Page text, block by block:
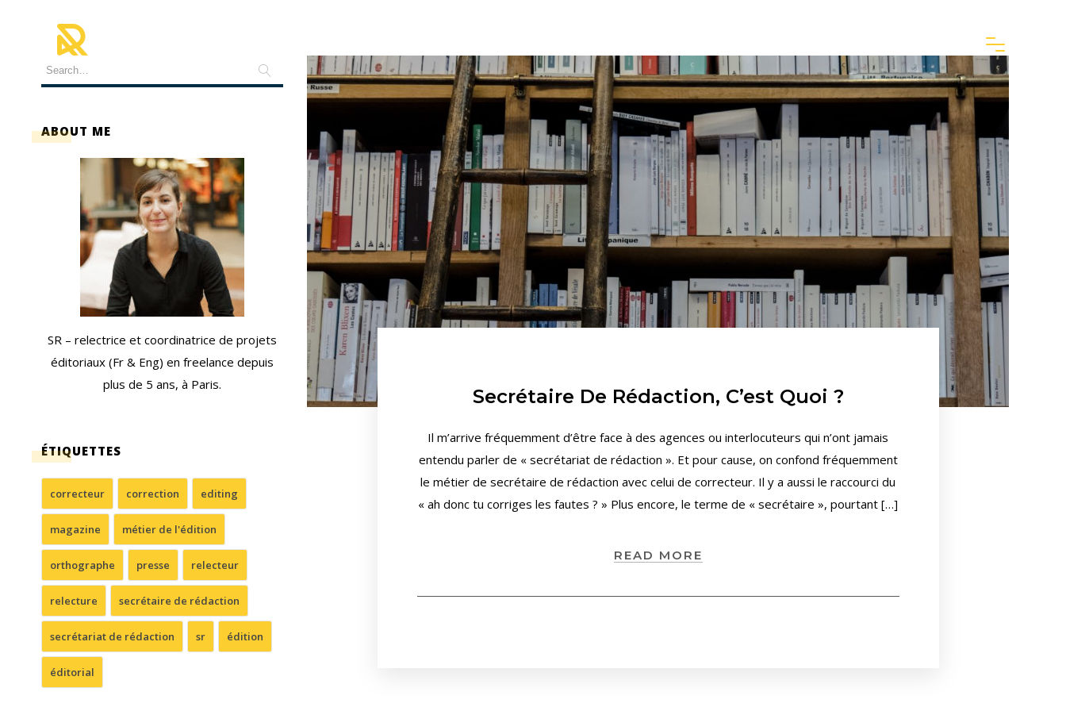
ABOUT ME
SR – relectrice et coordinatrice de projets
éditoriaux (Fr & Eng) en freelance depuis
plus de 5 ans, à Paris.
ÉTIQUETTES
correcteur correction editing
magazine métier de l'édition
orthographe presse relecteur
relecture secrétaire de rédaction
secrétariat de rédaction sr édition
éditorial
Secrétaire De Rédaction, C’est Quoi ?
Il m’arrive fréquemment d’être face à des agences ou interlocuteurs qui n’ont jamais
entendu parler de « secrétariat de rédaction ». Et pour cause, on confond fréquemment
le métier de secrétaire de rédaction avec celui de correcteur. Il y a aussi le raccourci du
« ah donc tu corriges les fautes ? » Plus encore, le terme de « secrétaire », pourtant […]
READ MORE